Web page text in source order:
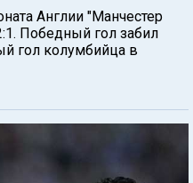
Англии "Манчестер
Победный гол забил
гол колумбийца в